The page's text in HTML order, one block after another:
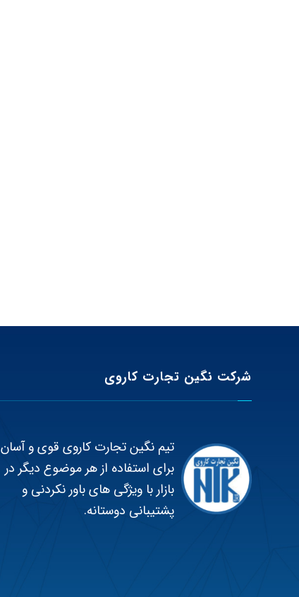
شرکت نگین تجارت کاروی
تیم نگین تجارت کاروی قوی و آسان
برای استفاده از هر موضوع دیگر در
بازار با ویژگی های باور نکردنی و
پشتیبانی دوستانه.